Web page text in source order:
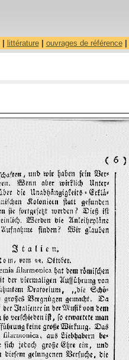
littérature| ouvrages de référence|